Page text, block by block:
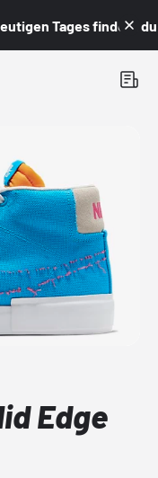
Tages findest du
Edge